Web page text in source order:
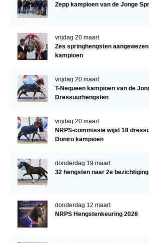
Zepp kampioen van de Jonge
vrijdag 20 maart
Zes springhengsten
kampioen
vrijdag 20 maart
T-Nequeen kampioen van de
Dressuurhengsten
vrijdag 20 maart
NRPS-commissie wijst 18
Doniro kampioen
donderdag 19 maart
32 hengsten naar 2e bezichtiging
donderdag 12 maart
NRPS Hengstenkeuring 2026